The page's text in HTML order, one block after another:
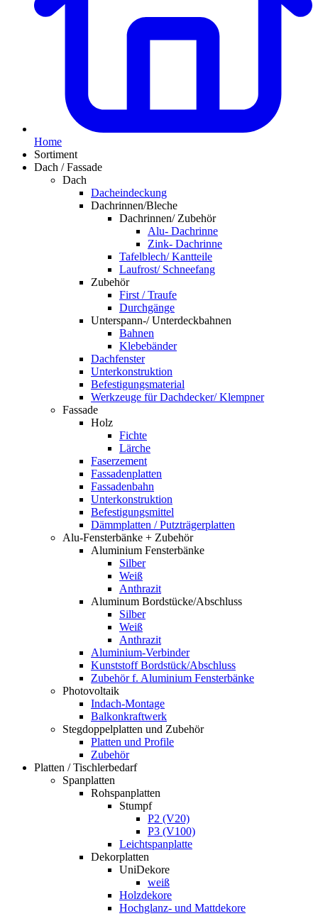
Home
Sortiment
Dach / Fassade
Dach
Dacheindeckung
Dachrinnen/Bleche
Dachrinnen/ Zubehör
Alu- Dachrinne
Zink- Dachrinne
Tafelblech/ Kantteile
Laufrost/ Schneefang
Zubehör
First / Traufe
Durchgänge
Unterspann-/ Unterdeckbahnen
Bahnen
Klebebänder
Dachfenster
Unterkonstruktion
Befestigungsmaterial
Werkzeuge für Dachdecker/ Klempner
Fassade
Holz
Fichte
Lärche
Faserzement
Fassadenplatten
Fassadenbahn
Unterkonstruktion
Befestigungsmittel
Dämmplatten / Putzträgerplatten
Alu-Fensterbänke + Zubehör
Aluminium Fensterbänke
Silber
Weiß
Anthrazit
Aluminum Bordstücke/Abschluss
Silber
Weiß
Anthrazit
Aluminium-Verbinder
Kunststoff Bordstück/Abschluss
Zubehör f. Aluminium Fensterbänke
Photovoltaik
Indach-Montage
Balkonkraftwerk
Stegdoppelplatten und Zubehör
Platten und Profile
Zubehör
Platten / Tischlerbedarf
Spanplatten
Rohspanplatten
Stumpf
P2 (V20)
P3 (V100)
Leichtspanplatte
Dekorplatten
UniDekore
weiß
Holzdekore
Hochglanz- und Mattdekore